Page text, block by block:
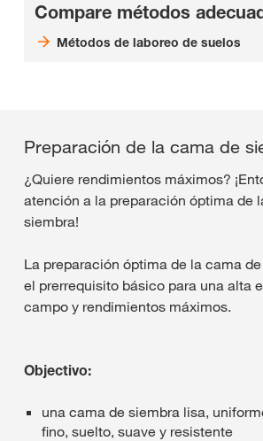
Compare métodos
Métodos de laboreo de suelos
Preparación de la cama de
¿Quiere rendimientos máximos?
atención a la preparación óptima de
siembra!
La preparación óptima de la cama
el prerrequisito básico para una alta
campo y rendimientos máximos.
Objectivo:
una cama de siembra lisa,
fino, suelto, suave y resistente